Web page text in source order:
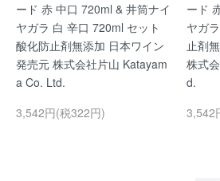
ード 赤 中口 720ml & 井筒ナイ
ヤガラ 白 辛口 720ml セット
酸化防止剤無添加 日本ワイン
発売元 株式会社片山 Katayam
a Co. Ltd.
3,542円(税322円)
ード
ヤガ
止剤
株式
d.
3,542